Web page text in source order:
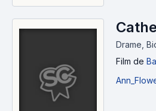
Drame,
Film de